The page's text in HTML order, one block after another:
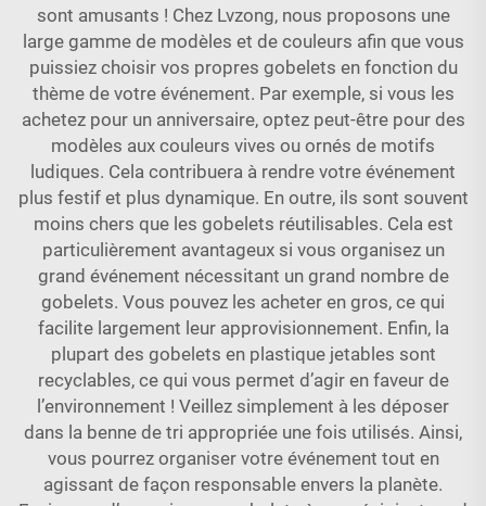
sont amusants ! Chez Lvzong, nous proposons une
large gamme de modèles et de couleurs afin que vous
puissiez choisir vos propres gobelets en fonction du
thème de votre événement. Par exemple, si vous les
achetez pour un anniversaire, optez peut-être pour des
modèles aux couleurs vives ou ornés de motifs
ludiques. Cela contribuera à rendre votre événement
plus festif et plus dynamique. En outre, ils sont souvent
moins chers que les gobelets réutilisables. Cela est
particulièrement avantageux si vous organisez un
grand événement nécessitant un grand nombre de
gobelets. Vous pouvez les acheter en gros, ce qui
facilite largement leur approvisionnement. Enfin, la
plupart des gobelets en plastique jetables sont
recyclables, ce qui vous permet d’agir en faveur de
l’environnement ! Veillez simplement à les déposer
dans la benne de tri appropriée une fois utilisés. Ainsi,
vous pourrez organiser votre événement tout en
agissant de façon responsable envers la planète.